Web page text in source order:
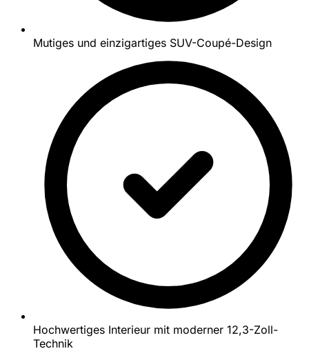
Mutiges und einzigartiges SUV-Coupé-Design
Hochwertiges Interieur mit moderner 12,3-Zoll-
Technik